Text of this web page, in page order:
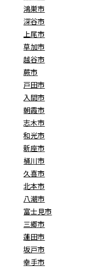
鴻巣市
深谷市
上尾市
草加市
越谷市
蕨市
戸田市
入間市
朝霞市
志木市
和光市
新座市
桶川市
久喜市
北本市
八潮市
富士見市
三郷市
蓮田市
坂戸市
幸手市